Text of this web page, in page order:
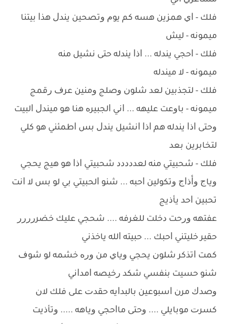
ﻓﻠﻚ - ﺍﻱ ﻫﻤﺰﻳﻦ ﻫﺴﻪ ﻛﻢ ﻳﻮﻡ ﻭﺗﺼﺤﻴﻦ ﻳﻨﺪﻝ ﻫﺬﺍ ﺑﻴﺘﻨﺎ
ﻣﻴﻤﻮﻧﻪ - ﻟﻴﺶ
ﻓﻠﻚ - ﺍﺣﺠﻲ ﻳﻨﺪﻟﻪ ... ﺍﺫﺍ ﻳﻨﺪﻟﻪ ﺣﺘﻰ ﻧﺸﻴﻞ ﻣﻨﻪ
ﻣﻴﻤﻮﻧﻪ - ﻻ ﻣﻴﻨﺪﻟﻪ
ﻓﻠﻚ - ﻟﺘﺠﺬﺑﻴﻦ ﻟﻌﺪ ﺷﻠﻮﻥ ﻭﺻﻠﺞ ﻭﻣﻨﻴﻦ ﻋﺮﻑ ﺭﻗﻤﺞ
ﻣﻴﻤﻮﻧﻪ - ﺑﺎﻭﻋﺖ ﻋﻠﻴﻬﻪ ... ﺍﻧﻲ ﺍﻟﺠﺒﻴﺮﻩ ﻫﻨﺎ ﻫﻮ ﻣﻴﻨﺪﻝ ﺍﻟﺒﻴﺖ
ﻭﺣﺘﻰ ﺍﺫﺍ ﻳﻨﺪﻟﻪ ﻫﻢ ﺍﺫﺍ ﺍﻧﺸﻴﻞ ﻳﻨﺪﻝ ﺑﺲ ﺍﻃﻤﺌﻨﻲ ﻫﻮ ﻛﻠﻲ
ﻟﺘﺨﺎﺑﺮﻳﻦ ﺑﻌﺪ
ﻓﻠﻚ - ﺷﺤﺒﻴﺘﻲ ﻣﻨﻪ ﻟﻌﺪﺩﺩﺩﺩ ﺷﺤﺒﻴﺘﻲ ﺍﺫﺍ ﻫﻮ ﻫﻴﺞ ﻳﺤﺠﻲ
ﻭﻳﺎﺝ ﻭﺃﺫﺍﺝ ﻭﺗﻜﻮﻟﻴﻦ ﺍﺣﺒﻪ ... ﺷﻨﻮ ﺍﻟﺤﺒﻴﺘﻲ ﺑﻲ ﻟﻮ ﺑﺲ ﻻ ﺍﻧﺖ
ﺗﺤﺒﻴﻦ ﺍﺣﺪ ﻳﺄﺫﻳﺞ
ﻋﻔﺘﻬﻪ ﻭﺭﺣﺖ ﺩﺧﻠﺖ ﻟﻠﻐﺮﻓﻪ .... ﺷﺤﺠﻲ ﻋﻠﻴﻚ ﺧﻀﺮﺭﺭﺭﺭ
ﺣﻘﻴﺮ ﺧﻠﻴﺘﻨﻲ ﺍﺣﺒﻚ ... ﺣﺒﻴﺘﻪ ﺍﻟﻠﻪ ﻳﺎﺧﺬﻧﻲ
ﻛﻤﺖ ﺍﺗﺬﻛﺮ ﺷﻠﻮﻥ ﻳﺤﺠﻲ ﻭﻳﺎﻱ ﻣﻦ ﻭﺭﻩ ﺧﺸﻤﻪ ﻟﻮ ﺷﻮﻑ
ﺷﻨﻮ ﺣﺴﻴﺖ ﺑﻨﻔﺴﻲ ﺷﻜﺪ ﺭﺧﻴﺼﻪ ﺍﻣﺪﺍﻧﻲ
ﻭﺻﺪﻙ ﻣﺮﻥ ﺍﺳﺒﻮﻋﻴﻦ ﺑﺎﻟﺒﺪﺍﻳﻪ ﺣﻘﺪﺕ ﻋﻠﻰ ﻓﻠﻚ ﻻﻥ
ﻛﺴﺮﺕ ﻣﻮﺑﺎﻳﻠﻲ .... ﻭﺣﺘﻰ ﻣﺎﺍﺣﺠﻲ ﻭﻳﺎﻫﻪ ..... ﻭﺗﺄﺫﻳﺖ